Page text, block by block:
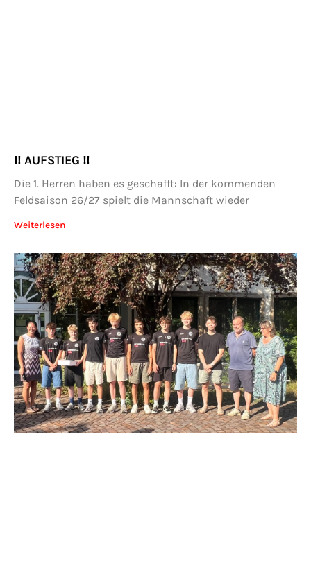
‼️ AUFSTIEG ‼️
Die 1. Herren haben es geschafft: In der kommenden
Feldsaison 26/27 spielt die Mannschaft wieder
Weiterlesen